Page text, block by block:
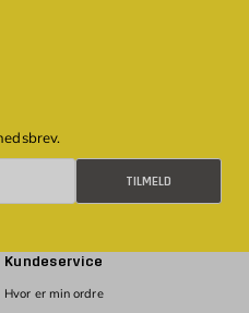
TILMELD
Kundeservice
Hvor er min ordre